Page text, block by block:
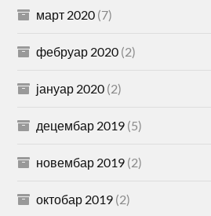
март 2020 (7)
фебруар 2020 (2)
јануар 2020 (2)
децембар 2019 (5)
новембар 2019 (2)
октобар 2019 (2)